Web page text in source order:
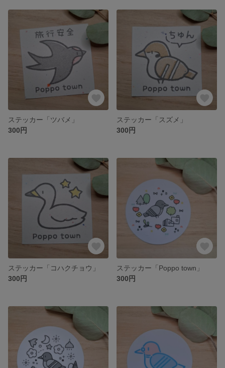
ステッカー「ツバメ」
300円
ステッカー「スズメ」
300円
ステッカー「コハクチョウ」
300円
ステッカー「Poppo town」
300円